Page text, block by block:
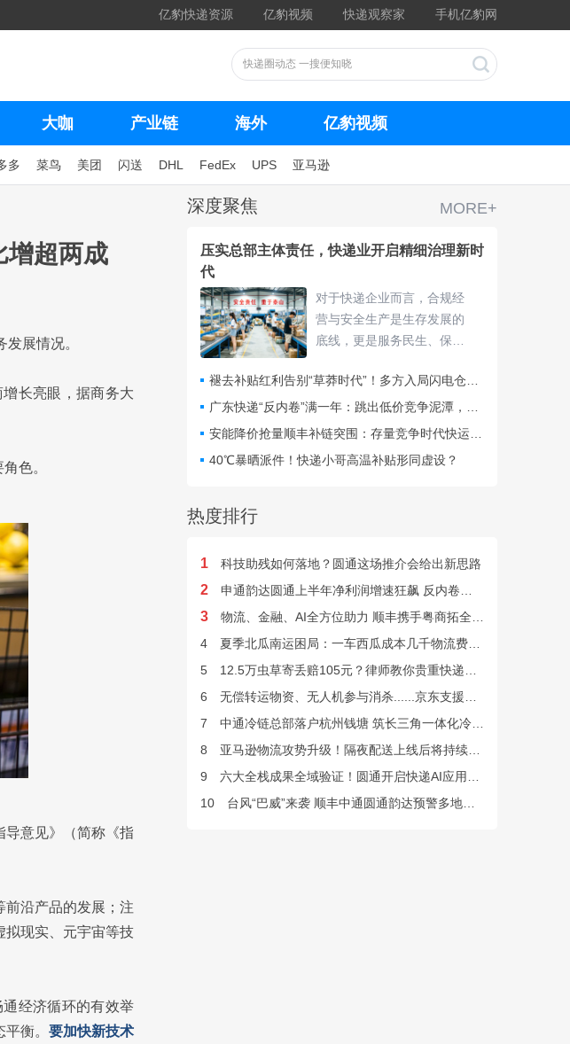
亿豹快递资源 亿豹视频 快递观察家 手机亿豹网
大咖 产业链 海外 亿豹视频
多 菜鸟 美团 闪送 DHL FedEx UPS 亚马逊
增超两成
展情况。
长亮眼，据商务大
色。
意见》（简称《指
前沿产品的发展；注
拟现实、元宇宙等技
经济循环的有效举
衡。 要加快新技术
MORE+
深度聚焦
压实总部主体责任，快递业开启精细治理新时
代
对于快递企业而言，合规经
营与安全生产是生存发展的
底线，更是服务民生、保障
的违规处罚与安全隐患，不
仅扰乱行业秩序，更直接威
胁群众寄递安全与公共安
40℃暴晒派件！快递小哥高温补贴形同虚设？
热度排行
1 科技助残如何落地？圆通这场推介会给出新思路
2 申通韵达圆通上半年净利润增速狂飙 反内卷效果显现
3
物流、金融、AI全方位助力 顺丰携手粤商拓全球市场
4
夏季北瓜南运困局：一车西瓜成本几千物流费上万谁来解？
5
12.5万虫草寄丢赔105元？律师教你贵重快递丢失如何维权
6
无偿转运物资、无人机参与消杀......京东支援广西灾后重建
7
中通冷链总部落户杭州钱塘 筑长三角一体化冷链中枢基地
8
亚马逊物流攻势升级！隔夜配送上线后将持续挤压快递巨头
9
六大全栈成果全域验证！圆通开启快递AI应用规模化落地
10
台风“巴威”来袭 顺丰中通圆通韵达预警多地快件派送延误